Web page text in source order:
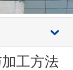
工方法